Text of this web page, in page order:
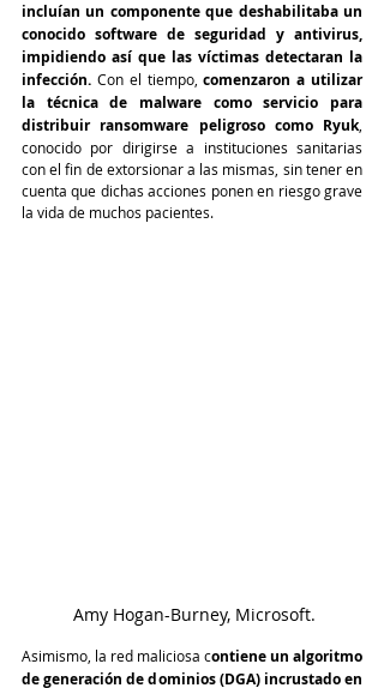
incluían un componente que deshabilitaba un
conocido software de seguridad y antivirus,
impidiendo así que las víctimas detectaran la
infección. Con el tiempo, comenzaron a utilizar
la técnica de malware como servicio para
distribuir ransomware peligroso como Ryuk,
conocido por dirigirse a instituciones sanitarias
con el fin de extorsionar a las mismas, sin tener en
cuenta que dichas acciones ponen en riesgo grave
la vida de muchos pacientes.
Amy Hogan-Burney, Microsoft.
Asimismo, la red maliciosa contiene un algoritmo
de generación de dominios (DGA) incrustado en